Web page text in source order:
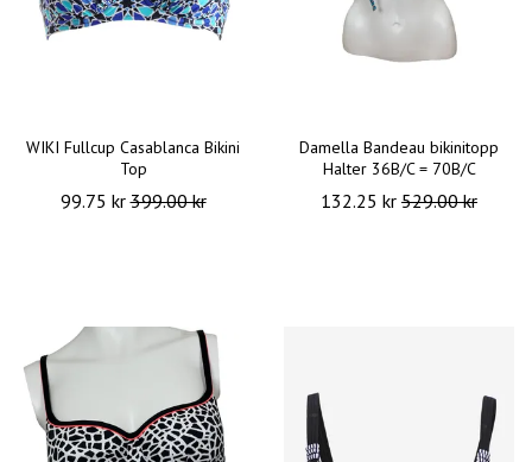
WIKI Fullcup Casablanca Bikini
Top
99.75 kr399.00 kr
Damella Bandeau bikinitopp
Halter 36B/C = 70B/C
132.25 kr 529.00 kr